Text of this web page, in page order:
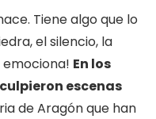
Tiene algo que lo
el silencio, la
emociona! En los
escenas
de Aragón que han